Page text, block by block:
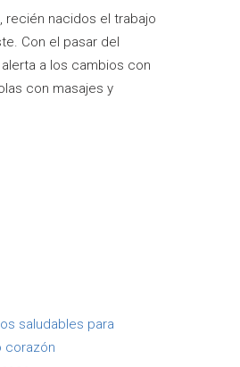
recién nacidos el trabajo
Con el pasar del
a los cambios con
con masajes y
saludables para
corazón